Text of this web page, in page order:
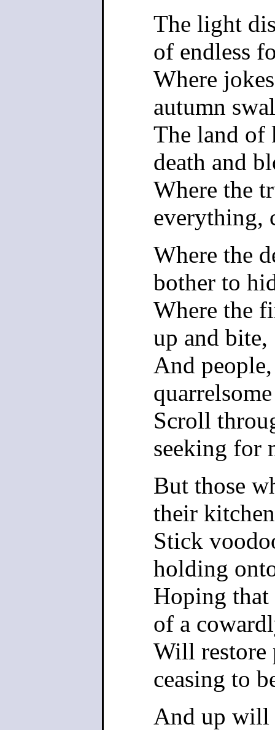
The light
of endless
Where
autumn
The land of
death and
Where the
everything,
Where the
bother to
Where the
up and bite,
And
Scroll
seeking for
But those
their
Stick
holding
Hoping that
of a
Will restore
ceasing to
And up will